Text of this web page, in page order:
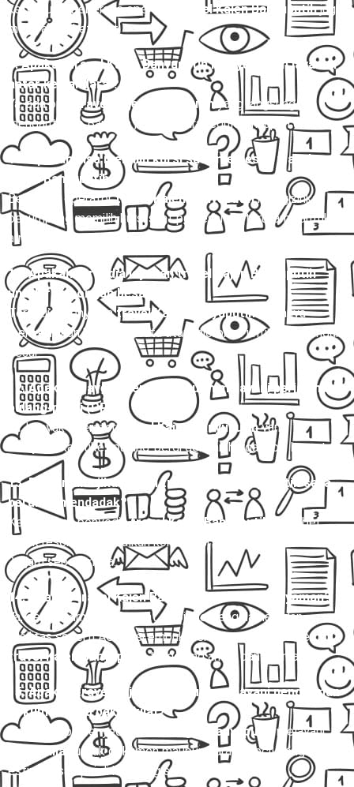
ketentuan. Beberapa operator
travel Kajen Banyuputihjuga
melayani paket kilat.
9. Apakah travel Kajen Banyuputih menyediakan layanan
antar ke bandara ?
Ya, ada opsi
travel Kajen Banyuputih yang langsung
mengantar ke Bandara , baik secara reguler maupun charter.
10. Apakah bisa memilih kursi saat memesan travel
Kajen Banyuputih?
Beberapa operatortravel Kajen Banyuputihmengizinkan
penumpang memilih kursi saat pemesanan, terutama untuk
armada Hiace dan Elf.
11. Apakah tersedia layanan travel Kajen Banyuputih
untuk rombongan besar?
Tersedia. Penyediatravel Kajen Banyuputih
biasanya
menyediakan bus pariwisata atau microbus untuk rombongan
besar.
12. Apakah travel Kajen Banyuputih melayani perjalanan
pulang-pergi (PP)?
Ya, banyak operator
travel Kajen Banyuputihyang
menyediakan tiket pulang-pergi dengan harga lebih hemat.
13. Bagaimana jika jadwal travel Kajen Banyuputih saya
berubah mendadak?
Kebanyakan penyediatravel Kajen Banyuputih
fleksibel
untuk reschedule, asalkan konfirmasi dilakukan minimal 12–
24 jam sebelumnya.
14. Apakah travel Kajen Banyuputih aman dan nyaman?
Ya, dengan armada terawat, sopir berpengalaman, dan
fasilitas seperti AC, kursi empuk, serta layanan antar-jemput,
travel Kajen Banyuputihtergolong aman dan nyaman.
15. Apakah travel Kajen Banyuputih melayani pengiriman
dokumen atau paket kilat?
Ya, beberapa penyedia
travel Kajen Banyuputih
melayani
paket kilat
untuk dokumen maupun barang kecil dengan
estimasi sampai di hari yang sama.